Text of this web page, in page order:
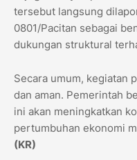
tersebut langsung
0801/Pacitan sebagai
dukungan struktural
Secara umum, kegiatan
dan aman. Pemerintah
ini akan meningkatkan
pertumbuhan ekonomi
(KR)